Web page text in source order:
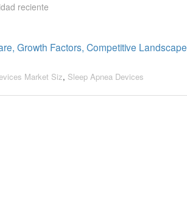
reciente
Growth Factors, Competitive
Market Siz, Sleep Apnea Devices